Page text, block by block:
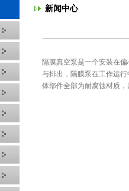
新闻中心
隔膜真空泵是一个安装在
与排出，隔膜泵在工作运
体部件全部为耐腐蚀材质